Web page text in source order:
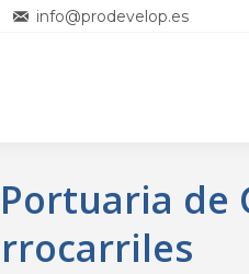
info@prodevelop.es
de